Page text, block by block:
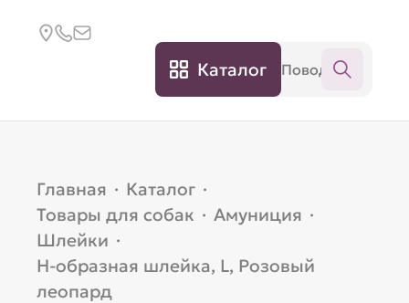
Каталог
Главная · Каталог ·
Товары для собак · Амуниция ·
Шлейки ·
Н-образная шлейка, L, Розовый
леопард